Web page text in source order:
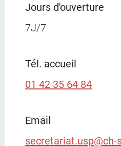
Jours d'ouverture
7J/7
Tél. accueil
01 42 35 64 84
Email